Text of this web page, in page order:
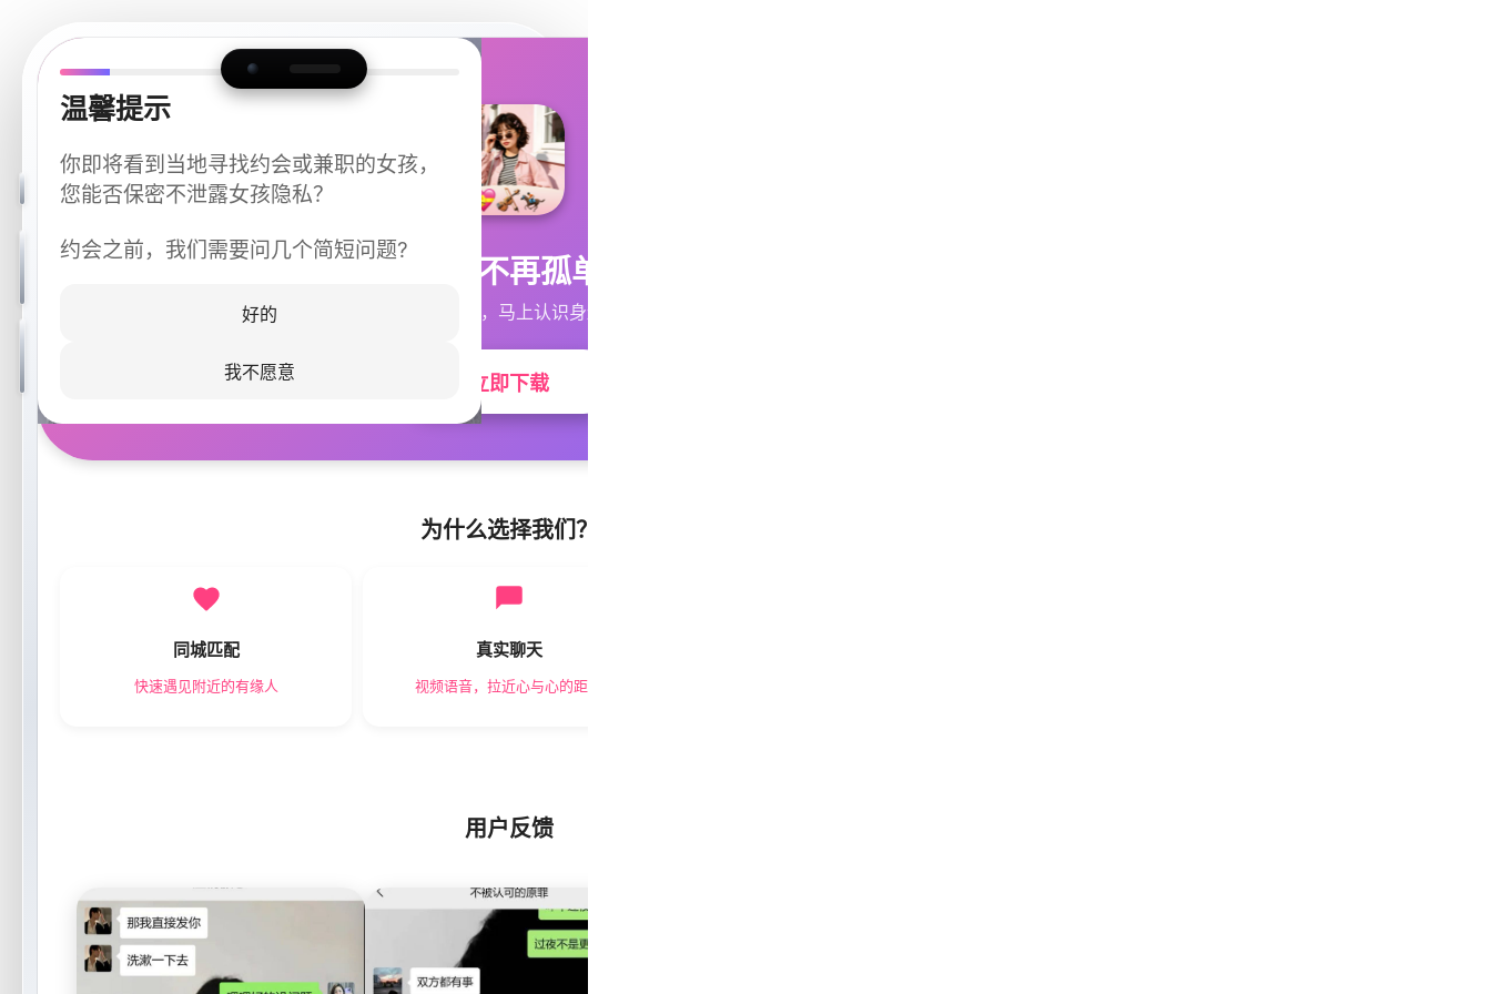
温馨提示
你即将看到当地寻找约会或兼职的女孩，
您能否保密不泄露女孩隐私？
约会之前，我们需要问几个简短问题?
好的
我不愿意
今晚不再孤单
同城快速匹配，马上认识身边的TA
立即下载
为什么选择我们？
同城匹配
快速遇见附近的有缘人
真实聊天
视频语音，拉近心与心的距离
用户反馈